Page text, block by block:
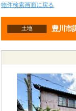
物件検索画面に戻る
土地 豊川市